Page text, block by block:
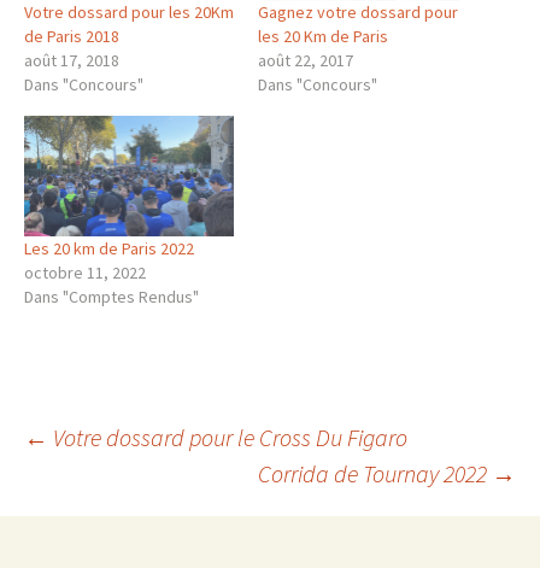
Votre dossard pour les 20Km
de Paris 2018
août 17, 2018
Dans "Concours"
Gagnez votre dossard pour
les 20 Km de Paris
août 22, 2017
Dans "Concours"
Les 20 km de Paris 2022
octobre 11, 2022
Dans "Comptes Rendus"
Navigation
des
← Votre dossard pour le Cross Du Figaro
Corrida de Tournay 2022 →